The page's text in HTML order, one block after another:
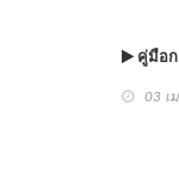
คู่มือ
03 เ